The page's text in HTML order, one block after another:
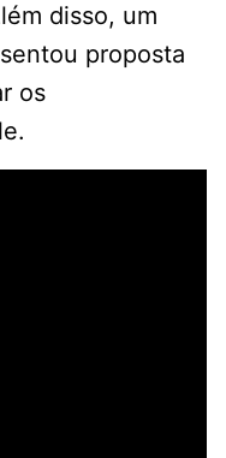
disso, um
proposta
os